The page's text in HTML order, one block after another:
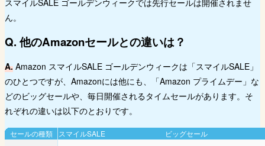
スマイルSALE ゴールデンウィークでは先行セールは開催されませ
ん。
Q. 他のAmazonセールとの違いは？
A. Amazon スマイルSALE ゴールデンウィークは「スマイルSALE」
のひとつですが、Amazonには他にも、「Amazon プライムデー」な
どのビッグセールや、毎日開催されるタイムセールがあります。そ
れぞれの違いは以下のとおりです。
セールの種類 スマイルSALE ビッグセール